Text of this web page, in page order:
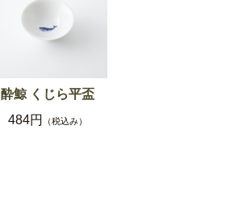
酔鯨 くじら平盃
484円
（税込み）